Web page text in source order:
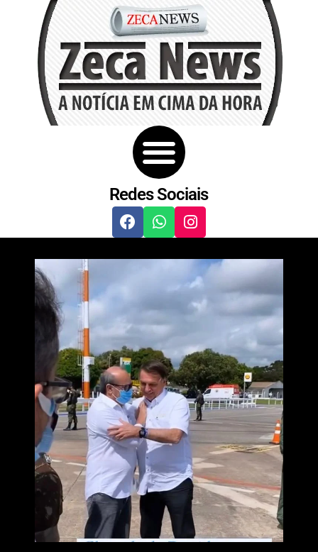
Redes Sociais